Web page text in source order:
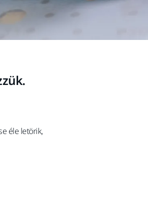
éle letörik,